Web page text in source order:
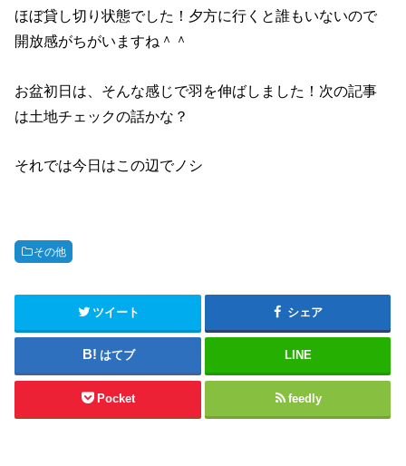
ほぼ貸し切り状態でした！夕方に行くと誰もいないので
開放感がちがいますね＾＾
お盆初日は、そんな感じで羽を伸ばしました！次の記事
は土地チェックの話かな？
それでは今日はこの辺でノシ
その他
ツイート シェア
はてブ LINE
Pocket feedly